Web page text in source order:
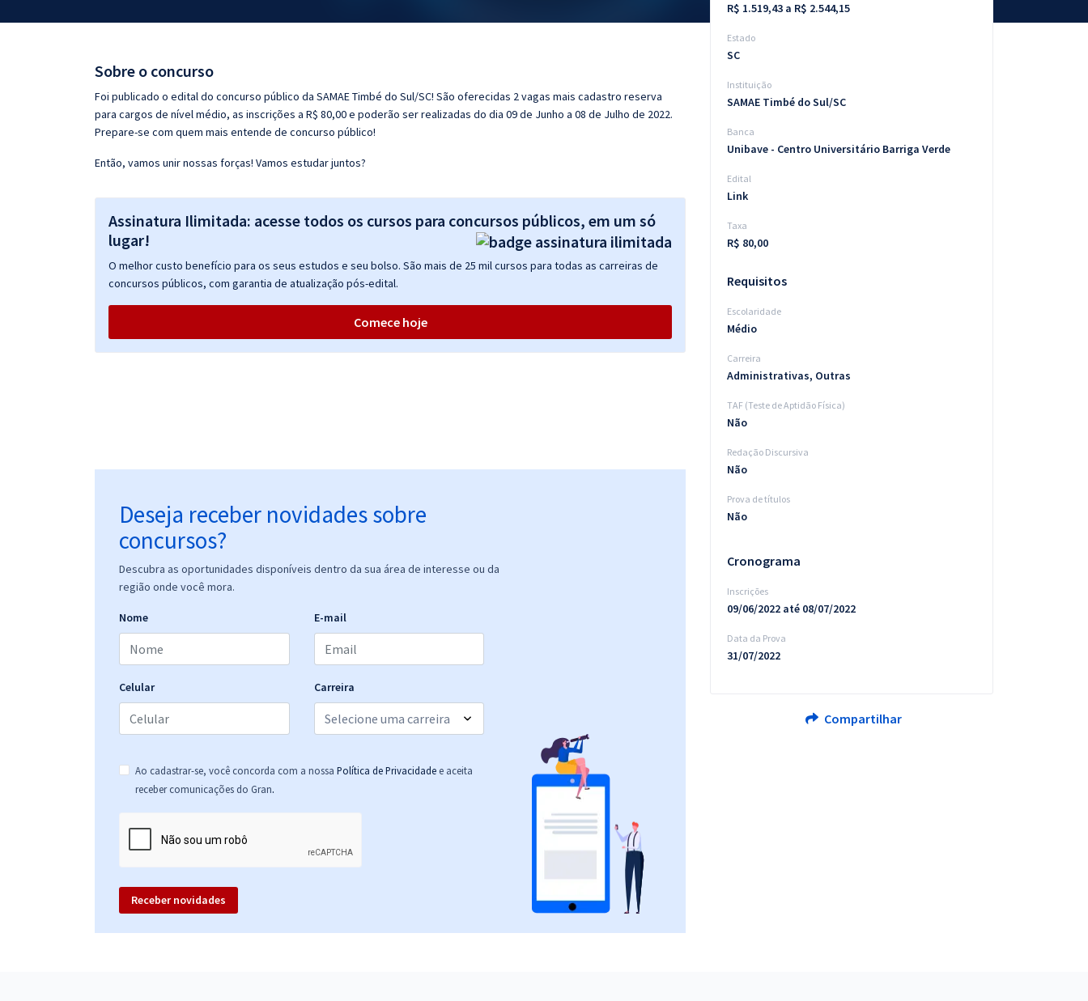
Questões grátis
Conteúdo gratuito
Sobre o concurso
Foi publicado o edital do concurso público da SAMAE Timbé do Sul/SC! São oferecidas 2 vagas mais cadastro reserva
para cargos de nível médio, as inscrições a R$ 80,00 e poderão ser realizadas do dia 09 de Junho a 08 de Julho de 2022.
Prepare-se com quem mais entende de concurso público!
Então, vamos unir nossas forças! Vamos estudar juntos?
Assinatura Ilimitada: acesse todos os cursos para concursos públicos, em um só
lugar!
O melhor custo benefício para os seus estudos e seu bolso. São mais de 25 mil cursos para todas as carreiras de
concursos públicos, com garantia de atualização pós-edital.
Comece hoje
Deseja receber novidades sobre
concursos?
Descubra as oportunidades disponíveis dentro da sua área de interesse ou da
região onde você mora.
Nome E-mail
Celular Carreira
Ao cadastrar-se, você concorda com a nossa Política de Privacidade e aceita
receber comunicações do Gran.
Receber novidades
R$ 1.519,43 a R$ 2.544,15
Estado
SC
Instituição
SAMAE Timbé do Sul/SC
Banca
Unibave - Centro Universitário Barriga Verde
Edital
Link
Taxa
R$ 80,00
Requisitos
Escolaridade
Médio
Carreira
Administrativas, Outras
TAF (Teste de Aptidão Física)
Não
Redação Discursiva
Não
Prova de títulos
Não
Cronograma
Inscrições
09/06/2022 até 08/07/2022
Data da Prova
31/07/2022
Compartilhar